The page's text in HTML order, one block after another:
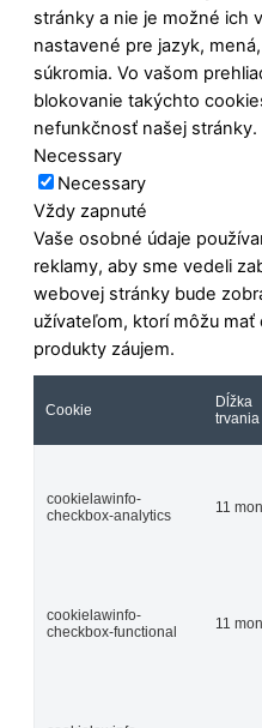
stránky a nie je možné ich
nastavené pre jazyk,
súkromia. Vo vašom
blokovanie takýchto
nefunkčnosť našej stránky.
Necessary
Necessary
Vždy zapnuté
Vaše osobné údaje
reklamy, aby sme vedeli
webovej stránky bude
užívateľom, ktorí môžu mať
produkty záujem.
Cookie
Dĺžka
trvania
cookielawinfo-
checkbox-analytics
11
cookielawinfo-
checkbox-functional
11